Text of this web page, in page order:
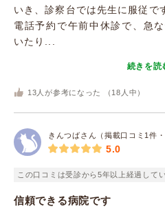
いき、診察台では先生に服従で
電話予約で午前中休診で、急
いたり...
続きを読
13 人が参考になった （ 18 人中）
きんつばさん（掲載口コミ1件・
5.0
この口コミは受診から5年以上経過してい
信頼できる病院です